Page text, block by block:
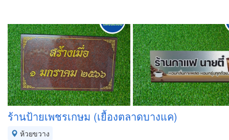
ร้านป้ายเพชรเกษม (เยื้องตลาดบางแค)
ห้วยขวาง